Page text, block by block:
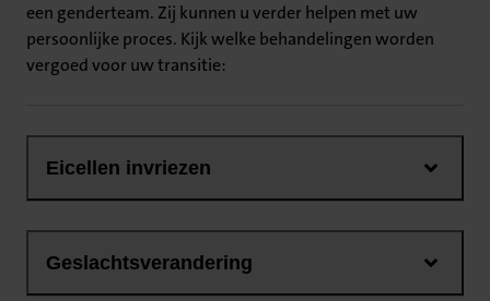
een genderteam. Zij kunnen u verder helpen met uw
persoonlijke proces. Kijk welke behandelingen worden
vergoed voor uw transitie:
Eicellen invriezen
Geslachtsverandering